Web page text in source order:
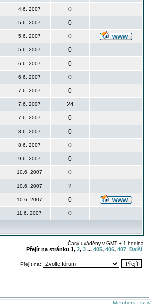
4.6. 2007
0
5.6. 2007
0
5.6. 2007
0
5.6. 2007
0
6.6. 2007
0
6.6. 2007
0
7.6. 2007
0
7.6. 2007
24
7.6. 2007
0
8.6. 2007
0
8.6. 2007
0
9.6. 2007
0
10.6. 2007
0
10.6. 2007
2
10.6. 2007
0
11.6. 2007 0
Časy uváděny v GMT + 1 hodina
Přejít na stránku 1, 2, 3 ... 405, 406, 407 Další
Přejít na: